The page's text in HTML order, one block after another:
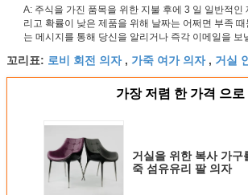
A: 주식을 가진 품목을 위한 지불 후에 3 일 일반적인
리고 확률이 낮은 제품을 위해 날짜는 어쩌면 부족
는 메시지를 통해 당신을 알리거나 즉각 이메일을 보
꼬리표: 로비 회전 의자, 가죽 여가 의자, 거실
가장 저렴 한 가격 으로
거실을 위한 복사 가구
죽 섬유유리 팔 의자